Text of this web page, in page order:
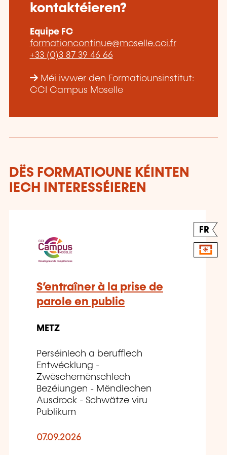
kontaktéieren?
Equipe FC
formationcontinue@moselle.cci.fr
+33 (0)3 87 39 46 66
Méi iwwer den Formatiounsinstitut:
CCI Campus Moselle
DËS FORMATIOUNE KÉINTEN
IECH INTERESSÉIEREN
FR
S’entraîner à la prise de
parole en public
METZ
Perséinlech a berufflech
Entwécklung -
Zwëschemënschlech
Bezéiungen - Mëndlechen
Ausdrock - Schwätze viru
Publikum
07.09.2026